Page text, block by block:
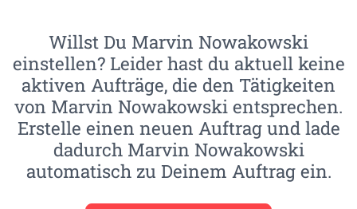
Willst Du Marvin Nowakowski
einstellen? Leider hast du aktuell keine
aktiven Aufträge, die den Tätigkeiten
von Marvin Nowakowski entsprechen.
Erstelle einen neuen Auftrag und lade
dadurch Marvin Nowakowski
automatisch zu Deinem Auftrag ein.